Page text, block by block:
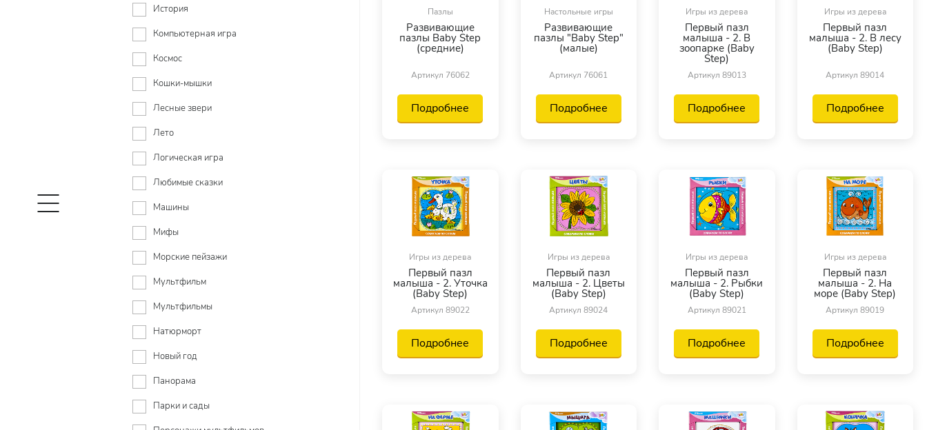
Пазлы
Развивающие
пазлы Baby Step
(средние)
Артикул 76062
Подробнее
Настольные игры
Развивающие
пазлы "Baby Step"
(малые)
Артикул 76061
Подробнее
Игры из дерева
Первый пазл
малыша - 2. В
зоопарке (Baby
Step)
Артикул 89013
Подробнее
Игры из дерева
Первый пазл
малыша - 2. В лесу
(Baby Step)
Артикул 89014
Подробнее
Игры из дерева
Первый пазл
малыша - 2. Уточка
(Baby Step)
Артикул 89022
Подробнее
Игры из дерева
Первый пазл
малыша - 2. Цветы
(Baby Step)
Артикул 89024
Подробнее
Игры из дерева
Первый пазл
малыша - 2. Рыбки
(Baby Step)
Артикул 89021
Подробнее
Игры из дерева
Первый пазл
малыша - 2. На
море (Baby Step)
Артикул 89019
Подробнее
История
Компьютерная игра
Космос
Кошки-мышки
Лесные звери
Лето
Логическая игра
Любимые сказки
Машины
Мифы
Морские пейзажи
Мультфильм
Мультфильмы
Натюрморт
Новый год
Панорама
Парки и сады